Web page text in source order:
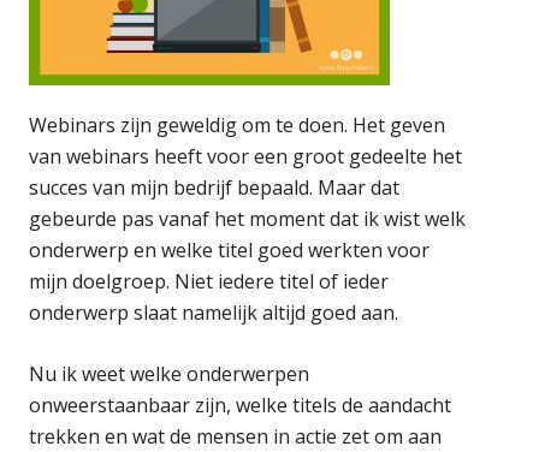
Webinars zijn geweldig om te doen. Het geven
van webinars heeft voor een groot gedeelte het
succes van mijn bedrijf bepaald. Maar dat
gebeurde pas vanaf het moment dat ik wist welk
onderwerp en welke titel goed werkten voor
mijn doelgroep. Niet iedere titel of ieder
onderwerp slaat namelijk altijd goed aan.
Nu ik weet welke onderwerpen
onweerstaanbaar zijn, welke titels de aandacht
trekken en wat de mensen in actie zet om aan